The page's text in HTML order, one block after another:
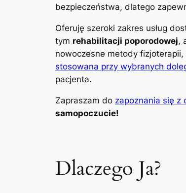
bezpieczeństwa, dlatego
Oferuję szeroki zakres usług
tym rehabilitacji poporodowej,
nowoczesne metody fizjoterapii,
stosowana przy wybranych
pacjenta.
Zapraszam do zapoznania się z
samopoczucie!
Dlaczego Ja?